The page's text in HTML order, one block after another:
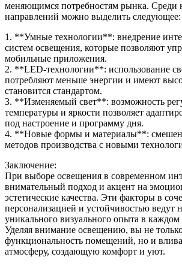
меняющимся потребностям рынка. Среди
направлений можно выделить следующее:
1. **Умные технологии**: внедрение
систем освещения, которые позволяют
мобильные приложения.
2. **LED-технологии**: использование
потребляют меньше энергии и имеют
становится стандартом.
3. **Изменяемый свет**: возможность
температуры и яркости позволяет
под настроение и программу дня.
4. **Новые формы и материалы**:
методов производства с новыми
Заключение:
При выборе освещения в современном
внимательный подход и акцент на
эстетические качества. Эти факторы в
персонализацией и устойчивостью ведут
уникального визуального опыта в каждом
Уделяя внимание освещению, вы не
функциональность помещений, но и
атмосферу, создающую комфорт и уют.